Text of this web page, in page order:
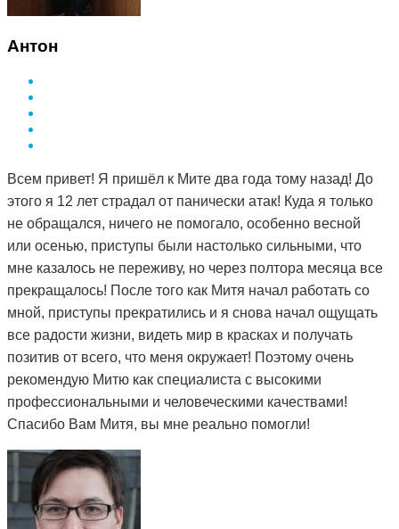
опытного специалиста наткнулась. А ещё говорят, что
Антон
Всем привет! Я пришёл к Мите два года тому назад! До
этого я 12 лет страдал от панически атак! Куда я только
не обращался, ничего не помогало, особенно весной
или осенью, приступы были настолько сильными, что
мне казалось не переживу, но через полтора месяца все
прекращалось! После того как Митя начал работать со
мной, приступы прекратились и я снова начал ощущать
все радости жизни, видеть мир в красках и получать
позитив от всего, что меня окружает! Поэтому очень
рекомендую Митю как специалиста с высокими
профессиональными и человеческими качествами!
Спасибо Вам Митя, вы мне реально помогли!